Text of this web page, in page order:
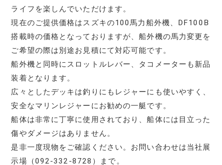
ライフを楽しんでいただけます。
現在のご提供価格はスズキの100馬力船外機、DF100B
搭載時の価格となっておりますが、船外機の馬力変更を
ご希望の際は別途お見積にて対応可能です。
船外機と同時にスロットルレバー、タコメーターも新品
装着となります。
広々としたデッキは釣りにもレジャーにも使いやすく、
安全なマリンレジャーにお勧めの一艇です。
船体は非常に丁寧に使用されており、船体には目立った
傷やダメージはありません。
是非一度現物をご確認ください。お問い合わせは当社展
示場（092-332-8728）まで。